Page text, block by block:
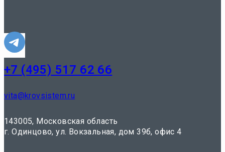
+7 (495) 517 62 66
vita@krovsistem.ru
143005, Московская область
г. Одинцово, ул. Вокзальная, дом 39б, офис 4